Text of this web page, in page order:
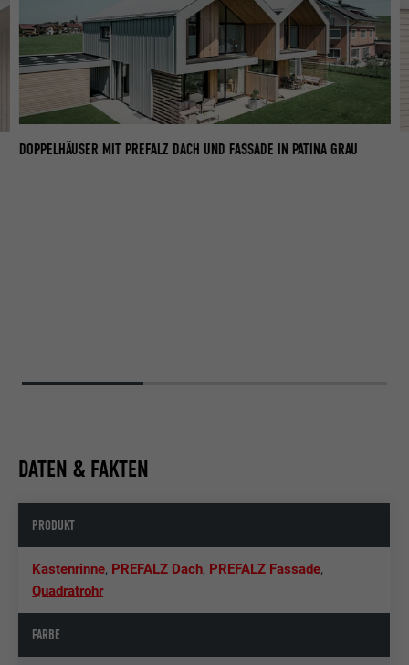
DOPPELHÄUSER MIT PREFALZ DACH UND FASSADE IN PATINA GRAU
DATEN & FAKTEN
PRODUKT
Kastenrinne, PREFALZ Dach, PREFALZ Fassade,
Quadratrohr
FARBE